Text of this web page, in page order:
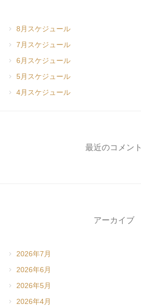
8月スケジュール
7月スケジュール
6月スケジュール
5月スケジュール
4月スケジュール
最近のコメント
アーカイブ
2026年7月
2026年6月
2026年5月
2026年4月